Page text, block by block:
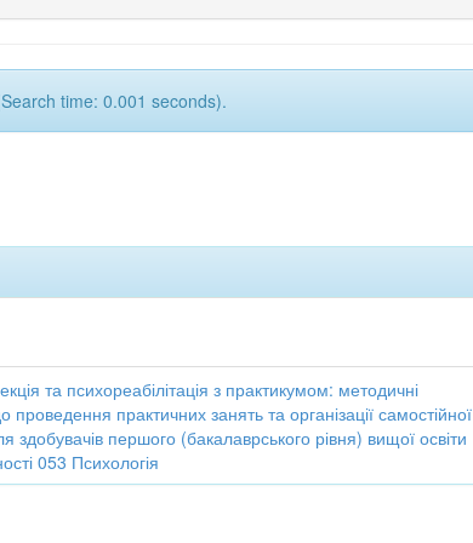
time: 0.001 seconds).
та психореабілітація з практикумом: методичні
проведення практичних занять та організації самостійної
здобувачів першого (бакалаврського рівня) вищої освіти
053 Психологія